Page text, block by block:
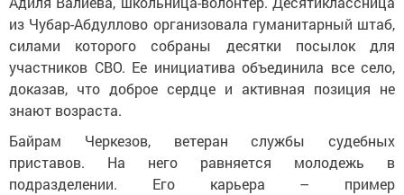
из Чубар-Абдуллово организовала гуманитарный штаб,
силами которого собраны десятки посылок для
участников СВО. Ее инициатива объединила все село,
доказав, что доброе сердце и активная позиция не
знают возраста.
Байрам Черкезов, ветеран службы судебных
приставов. На него равняется молодежь в
подразделении. Его карьера – пример